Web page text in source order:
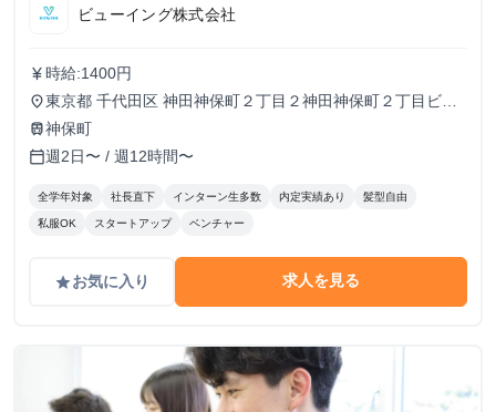
ビューイング株式会社
currency_yen 時給:1400円
place東京都 千代田区 神田神保町２丁目２神田神保町２丁目ビル
５０２号室
train神保町
calendar_today週2日〜 / 週12時間〜
全学年対象 社長直下 インターン生多数 内定実績あり 髪型自由
私服OK スタートアップ ベンチャー
gradeお気に入り 求人を見る